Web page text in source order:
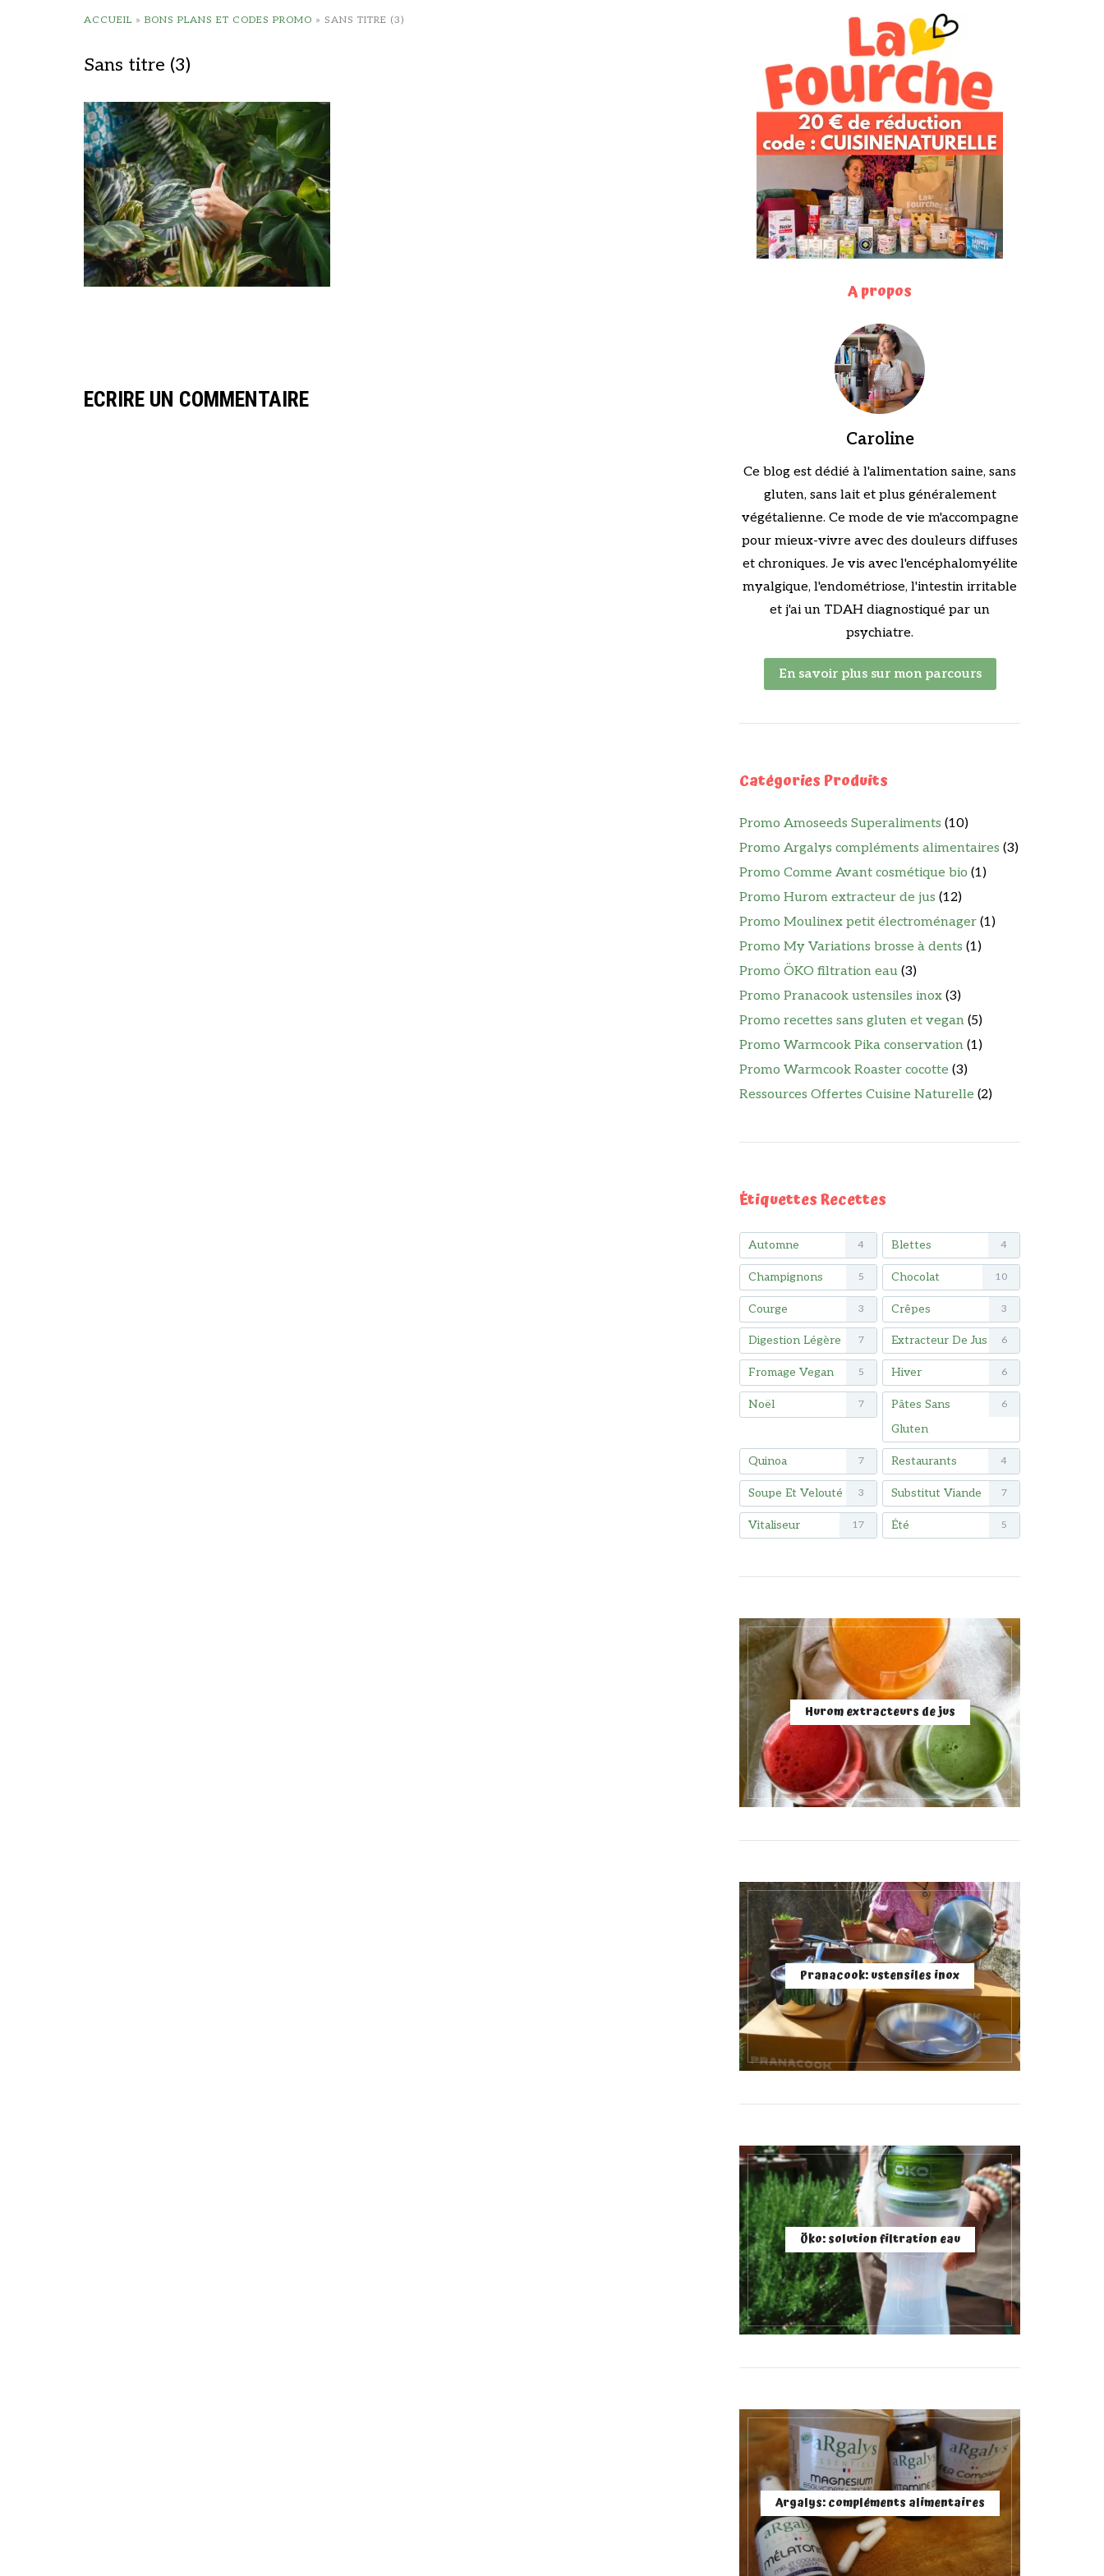
ACCUEIL » BONS PLANS ET CODES PROMO » SANS TITRE (3)
Sans titre (3)
ECRIRE UN COMMENTAIRE
A propos
Caroline
Ce blog est dédié à l'alimentation saine, sans
gluten, sans lait et plus généralement
végétalienne. Ce mode de vie m'accompagne
pour mieux-vivre avec des douleurs diffuses
et chroniques. Je vis avec l'encéphalomyélite
myalgique, l'endométriose, l'intestin irritable
et j'ai un TDAH diagnostiqué par un
psychiatre.
En savoir plus sur mon parcours
Catégories Produits
Promo Amoseeds Superaliments (10)
Promo Argalys compléments alimentaires (3)
Promo Comme Avant cosmétique bio (1)
Promo Hurom extracteur de jus (12)
Promo Moulinex petit électroménager (1)
Promo My Variations brosse à dents (1)
Promo ÖKO filtration eau (3)
Promo Pranacook ustensiles inox (3)
Promo recettes sans gluten et vegan (5)
Promo Warmcook Pika conservation (1)
Promo Warmcook Roaster cocotte (3)
Ressources Offertes Cuisine Naturelle (2)
Étiquettes Recettes
Automne 4 Blettes 4
Champignons 5 Chocolat 10
Courge 3 Crêpes 3
Digestion Légère 7 Extracteur De Jus 6
Fromage Vegan 5 Hiver 6
Noël 7
Pâtes Sans
Gluten
6
Quinoa 7 Restaurants 4
Soupe Et Velouté 3 Substitut Viande 7
Vitaliseur 17 Été 5
Hurom extracteurs de jus
Pranacook: ustensiles inox
Öko: solution filtration eau
Argalys: compléments alimentaires